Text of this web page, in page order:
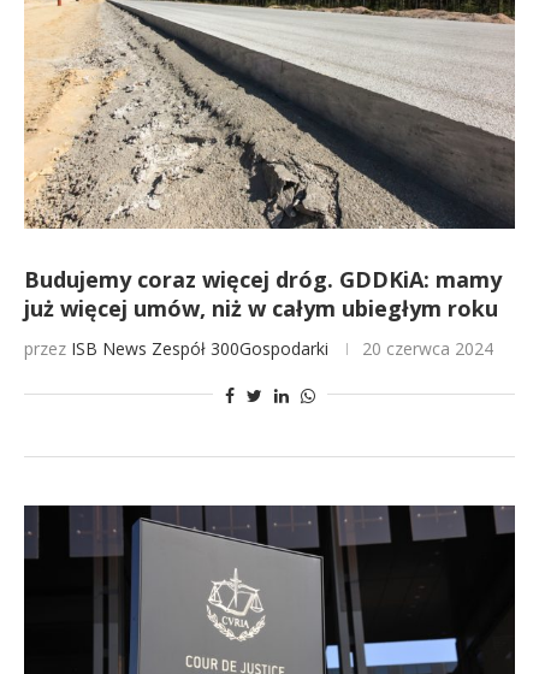
Budujemy coraz więcej dróg. GDDKiA: mamy
już więcej umów, niż w całym ubiegłym roku
przez ISB News Zespół 300Gospodarki 20 czerwca 2024